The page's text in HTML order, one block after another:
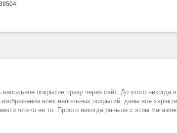
покрытие сразу через сайт. До этого
всех напольных покрытий. даны все
что-то не то. Просто никогда раньше с этим